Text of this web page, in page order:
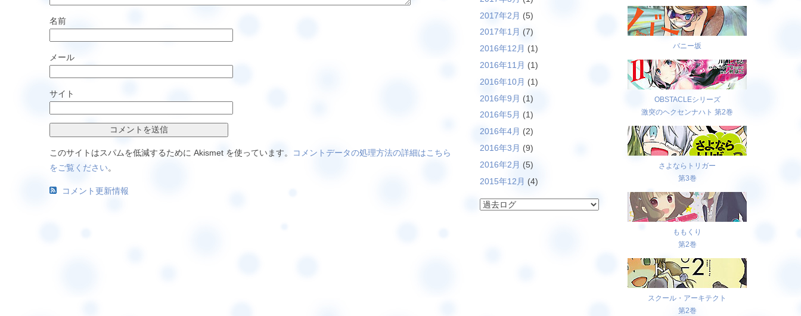
名前
メール
サイト
このサイトはスパムを低減するために Akismet を使っています。
コメントデータの処理方法の詳細はこちら
をご覧ください。
コメント更新情報
2017年2月 (5)
2017年1月 (7)
2016年12月 (1)
2016年11月 (1)
2016年10月 (1)
2016年9月 (1)
2016年5月 (1)
2016年4月 (2)
2016年3月 (9)
2016年2月 (5)
2015年12月 (4)
バニー坂
OBSTACLEシリーズ
激突のヘクセンナハト 第2巻
さよならトリガー
第3巻
ももくり
第2巻
スクール・アーキテクト
第2巻